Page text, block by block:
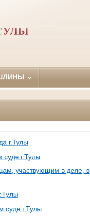
г.Тулы
суде г.Тулы
участвующим в деле, в
суде г.Тулы